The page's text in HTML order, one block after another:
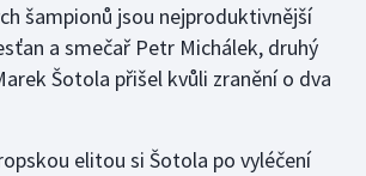
šampionů jsou nejproduktivnější
a smečař Petr Michálek, druhý
Šotola přišel kvůli zranění o dva
elitou si Šotola po vyléčení